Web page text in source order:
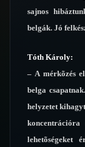
sajnos
belgák. Jó
Tóth Károly:
– A mérkõzés
belga
helyzetet
lehetõségeket